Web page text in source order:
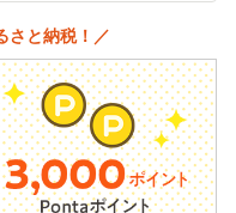
さと納税！／